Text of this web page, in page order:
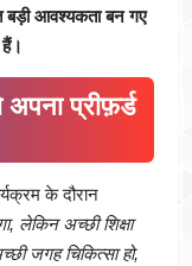
बड़ी आवश्यकता बन गए
हैं।
प्रीफ़र्ड
के दौरान
लेकिन अच्छी शिक्षा
जगह चिकित्सा हो,